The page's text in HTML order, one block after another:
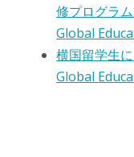
修プログラ
Global
横国留学生
Global